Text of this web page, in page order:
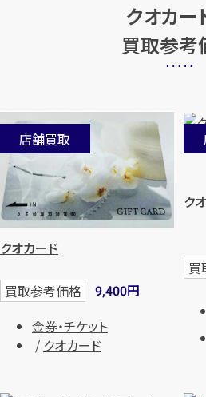
クオカー
買取参考
店舗買取
クオカード
買取参考価格 9,400円
金券・チケット
クオカード
ク
買